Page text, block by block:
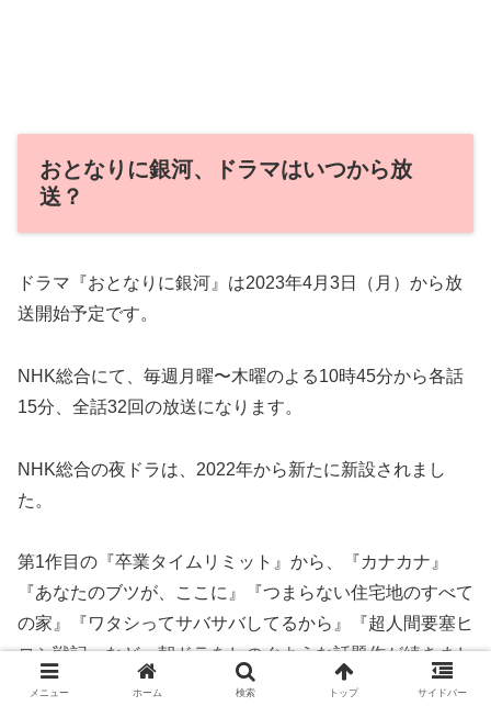
おとなりに銀河、ドラマはいつから放
送？
ドラマ『おとなりに銀河』は2023年4月3日（月）から放
送開始予定です。
NHK総合にて、毎週月曜〜木曜のよる10時45分から各話
15分、全話32回の放送になります。
NHK総合の夜ドラは、2022年から新たに新設されまし
た。
第1作目の『卒業タイムリミット』から、『カナカナ』
『あなたのブツが、ここに』『つまらない住宅地のすべて
の家』『ワタシってサバサバしてるから』『超人間要塞ヒ
ロシ戦記』など、朝ドラをしのぐような話題作が続きまし
た。
メニュー ホーム 検索 トップ サイドバー